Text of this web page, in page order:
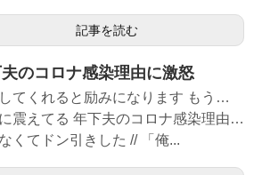
記事を読む
のコロナ感染理由に激怒
てくれると励みになります もう…
震えてる 年下夫のコロナ感染理由…
くてドン引きした // 「俺...